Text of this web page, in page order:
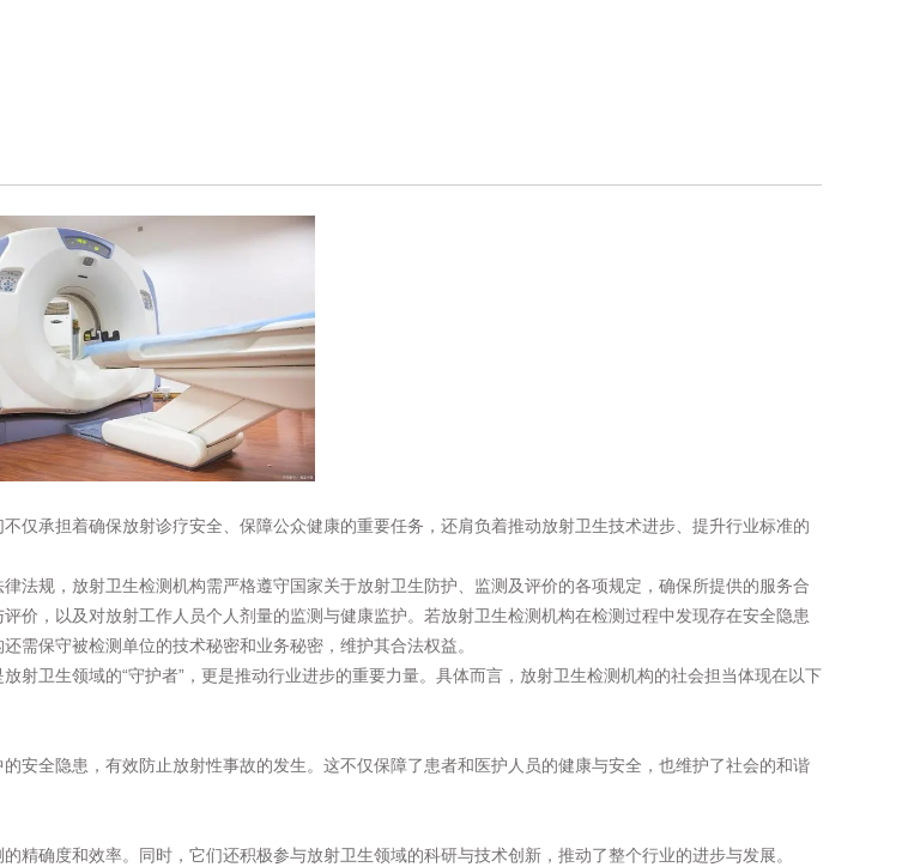
仅承担着确保放射诊疗安全、保障公众健康的重要任务，还肩负着推动放射卫生技术进步、提升行业标准的
法规，放射卫生检测机构需严格遵守国家关于放射卫生防护、监测及评价的各项规定，确保所提供的服务合
价，以及对放射工作人员个人剂量的监测与健康监护。若放射卫生检测机构在检测过程中发现存在安全隐患
需保守被检测单位的技术秘密和业务秘密，维护其合法权益。
射卫生领域的“守护者”，更是推动行业进步的重要力量。具体而言，放射卫生检测机构的社会担当体现在以下
安全隐患，有效防止放射性事故的发生。这不仅保障了患者和医护人员的健康与安全，也维护了社会的和谐
精确度和效率。同时，它们还积极参与放射卫生领域的科研与技术创新，推动了整个行业的进步与发展。